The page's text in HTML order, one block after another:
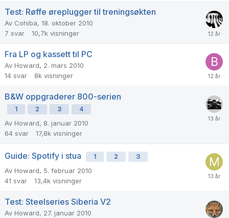
Test: Røffe øreplugger til treningsøkten
Av Cohiba, 18. oktober 2010
7 svar 10,7k visninger
Fra LP og kassett til PC
Av Howard, 2. mars 2010
14 svar 8k visninger
B&W oppgraderer 800-serien
1 2 3 4
Av Howard, 8. januar 2010
64 svar 17,8k visninger
Guide: Spotify i stua 1 2 3
Av Howard, 5. februar 2010
41 svar 13,4k visninger
Test: Steelseries Siberia V2
Av Howard, 27. januar 2010